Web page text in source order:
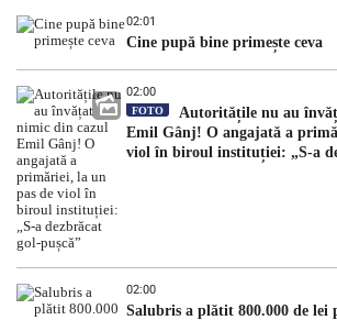
02:01
Cine pupă bine primește ceva
02:00
FOTO
Autoritățile nu au
Emil Gânj! O angajată a
viol în biroul instituției: „S-a
02:00
Salubris a plătit 800.000 de lei